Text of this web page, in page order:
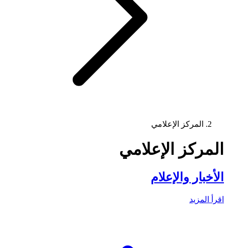
المركز الإعلامي
المركز الإعلامي
الأخبار والإعلام
اقرأ المزيد